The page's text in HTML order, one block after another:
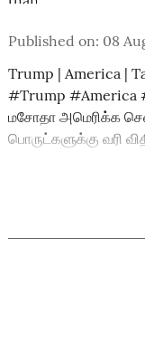
Published on: 08
Trump | America |
#Trump #America
மசோதா அமெரிக்க
பொருட்களுக்கு வரி